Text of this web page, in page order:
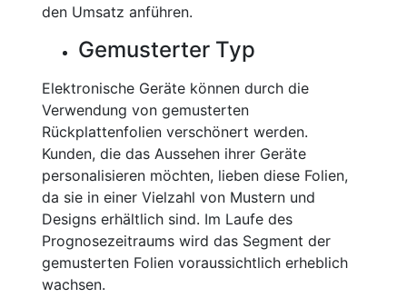
den Umsatz anführen.
Gemusterter Typ
Elektronische Geräte können durch die
Verwendung von gemusterten
Rückplattenfolien verschönert werden.
Kunden, die das Aussehen ihrer Geräte
personalisieren möchten, lieben diese Folien,
da sie in einer Vielzahl von Mustern und
Designs erhältlich sind. Im Laufe des
Prognosezeitraums wird das Segment der
gemusterten Folien voraussichtlich erheblich
wachsen.